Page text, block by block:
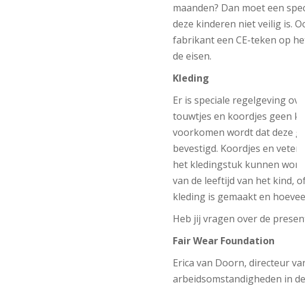
maanden? Dan moet een
deze kinderen niet veilig is.
fabrikant een CE-teken op
de eisen.
Kleding
Er is speciale regelgeving
touwtjes en koordjes geen
voorkomen wordt dat deze
bevestigd. Koordjes en
het kledingstuk kunnen
van de leeftijd van het kind,
kleding is gemaakt en
Heb jij vragen over de
Fair Wear Foundation
Erica van Doorn, directeur
arbeidsomstandigheden in